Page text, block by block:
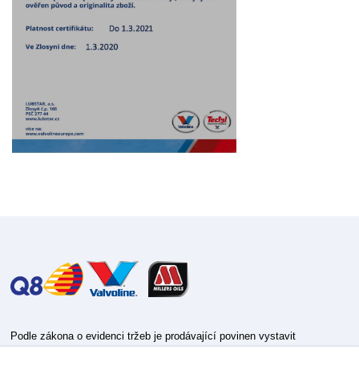
Podle zákona o evidenci tržeb je prodávající povinen vystavit